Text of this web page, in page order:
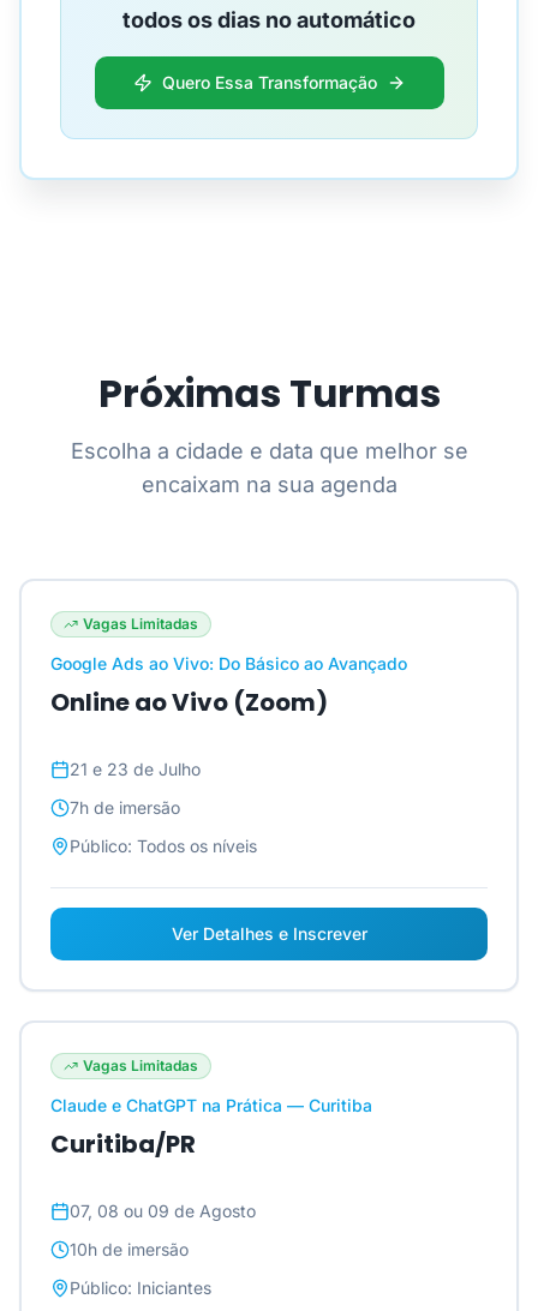
todos os dias no automático
Quero Essa Transformação
Próximas Turmas
Escolha a cidade e data que melhor se
encaixam na sua agenda
Vagas Limitadas
Google Ads ao Vivo: Do Básico ao Avançado
Online ao Vivo (Zoom)
21 e 23 de Julho
7h de imersão
Público: Todos os níveis
Ver Detalhes e Inscrever
Vagas Limitadas
Claude e ChatGPT na Prática — Curitiba
Curitiba/PR
07, 08 ou 09 de Agosto
10h de imersão
Público: Iniciantes